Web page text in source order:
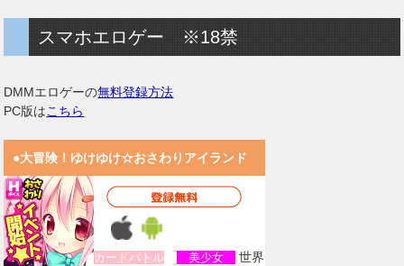
スマホエロゲー ※18禁
DMMエロゲーの無料登録方法
PC版はこちら
●大冒険！ゆけゆけ☆おさわりアイランド
カードバトル 美少女
世界